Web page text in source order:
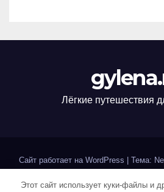
Лёгкие путешествия
Сайт работает на WordPress | Тема:
Этот сайт использует куки-файлы и